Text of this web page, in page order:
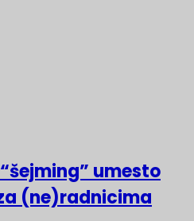
umesto
(ne)radnicima